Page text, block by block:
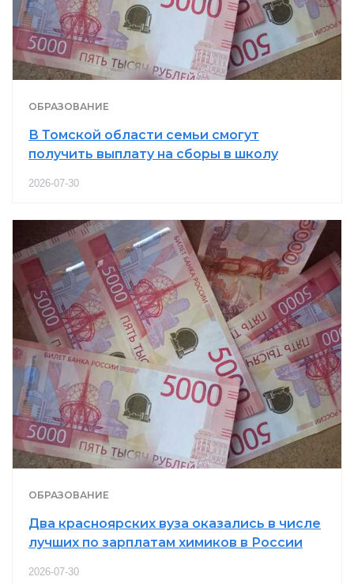
ОБРАЗОВАНИЕ
В Томской области семьи смогут
получить выплату на сборы в школу
2026-07-30
ОБРАЗОВАНИЕ
Два красноярских вуза оказались в числе
лучших по зарплатам химиков в России
2026-07-30